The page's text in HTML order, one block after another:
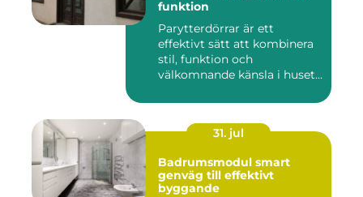
funktion
Parytterdörrar är ett
effektivt sätt att kombinera
stil, funktion och
välkomnande känsla i husets
31. jul
Badrumsmodul smart
genväg till effektivt
byggande